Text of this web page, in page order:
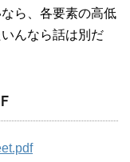
ら、各要素の高低
んなら話は別だ